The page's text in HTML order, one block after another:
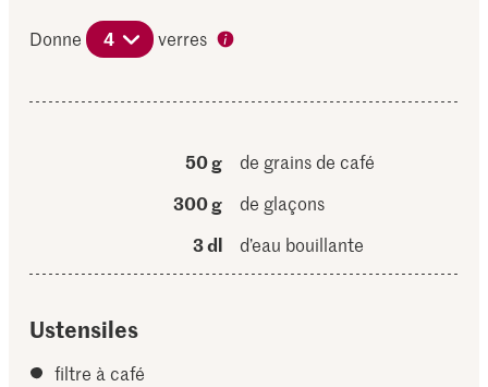
Donne 4 verres
50 g
de grains de café
300 g
de glaçons
3 dl
d’eau bouillante
Ustensiles
filtre à café